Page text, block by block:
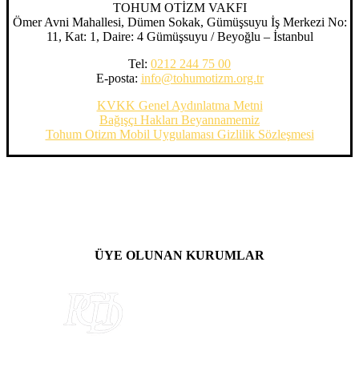
TOHUM OTİZM VAKFI
Ömer Avni Mahallesi, Dümen Sokak, Gümüşsuyu İş Merkezi No:
11, Kat: 1, Daire: 4 Gümüşsuyu / Beyoğlu – İstanbul
Tel: 0212 244 75 00
E-posta: info@tohumotizm.org.tr
KVKK Genel Aydınlatma Metni
Bağışçı Hakları Beyannamemiz
Tohum Otizm Mobil Uygulaması Gizlilik Sözleşmesi
ÜYE OLUNAN KURUMLAR